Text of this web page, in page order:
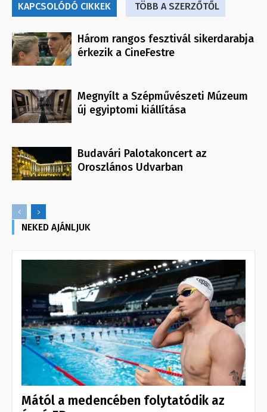
KAPCSOLÓDÓ CIKKEK TÖBB A SZERZŐTŐL
Három rangos fesztivál sikerdarabja
érkezik a CineFestre
Megnyílt a Szépművészeti Múzeum
új egyiptomi kiállítása
Budavári Palotakoncert az
Oroszlános Udvarban
NEKED AJÁNLJUK
Mától a medencében folytatódik az